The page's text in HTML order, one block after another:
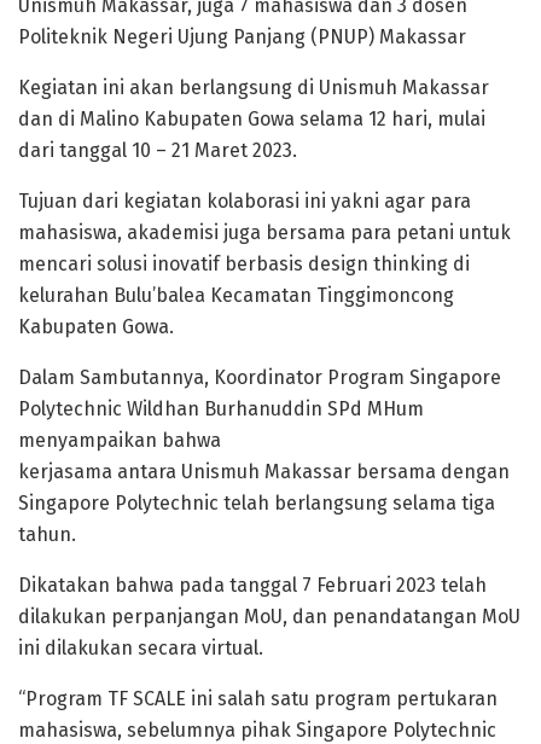
Unismuh Makassar, juga 7 mahasiswa dan 3 dosen
Politeknik Negeri Ujung Panjang (PNUP) Makassar
Kegiatan ini akan berlangsung di Unismuh Makassar
dan di Malino Kabupaten Gowa selama 12 hari, mulai
dari tanggal 10 – 21 Maret 2023.
Tujuan dari kegiatan kolaborasi ini yakni agar para
mahasiswa, akademisi juga bersama para petani untuk
mencari solusi inovatif berbasis design thinking di
kelurahan Bulu’balea Kecamatan Tinggimoncong
Kabupaten Gowa.
Dalam Sambutannya, Koordinator Program Singapore
Polytechnic Wildhan Burhanuddin SPd MHum
menyampaikan bahwa
kerjasama antara Unismuh Makassar bersama dengan
Singapore Polytechnic telah berlangsung selama tiga
tahun.
Dikatakan bahwa pada tanggal 7 Februari 2023 telah
dilakukan perpanjangan MoU, dan penandatangan MoU
ini dilakukan secara virtual.
“Program TF SCALE ini salah satu program pertukaran
mahasiswa, sebelumnya pihak Singapore Polytechnic